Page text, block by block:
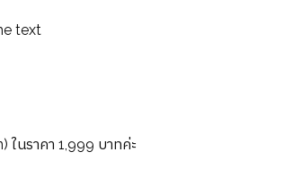
text
ในราคา 1,999 บาทค่ะ